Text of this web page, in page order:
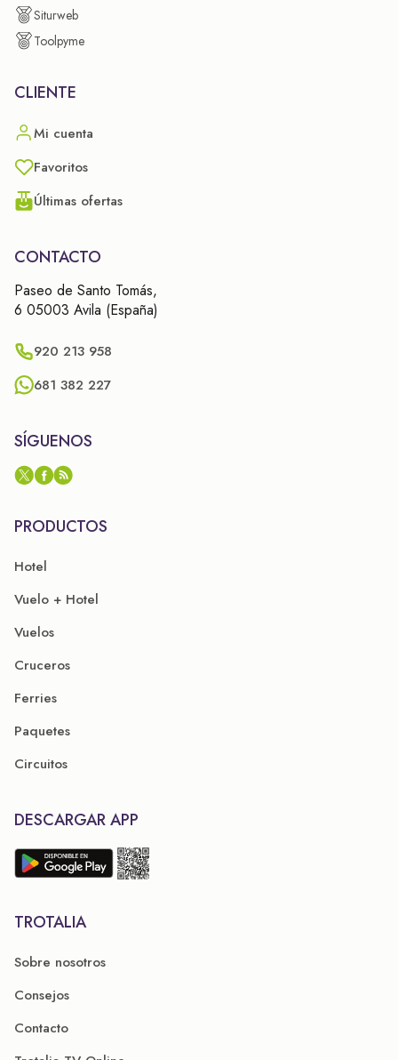
Siturweb
Toolpyme
CLIENTE
Mi cuenta
Favoritos
Últimas ofertas
CONTACTO
Paseo de Santo Tomás,
6 05003 Avila (España)
920 213 958
681 382 227
SÍGUENOS
PRODUCTOS
Hotel
Vuelo + Hotel
Vuelos
Cruceros
Ferries
Paquetes
Circuitos
DESCARGAR APP
TROTALIA
Sobre nosotros
Consejos
Contacto